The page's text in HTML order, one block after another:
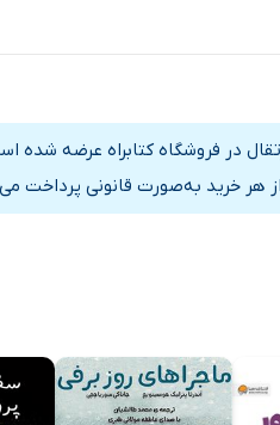
در فروشگاه کتابراه عرضه
هر خرید به‌صورت قانونی پرداخت